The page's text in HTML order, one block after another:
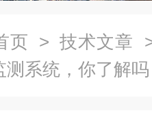
页 > 技术文章
测系统，你了解